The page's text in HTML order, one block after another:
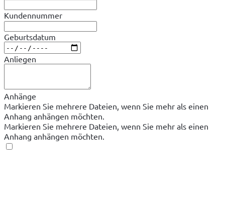
Kundennummer
Geburtsdatum
Anliegen
Anhänge
Markieren Sie mehrere Dateien, wenn Sie mehr als einen
Anhang anhängen möchten.
Markieren Sie mehrere Dateien, wenn Sie mehr als einen
Anhang anhängen möchten.